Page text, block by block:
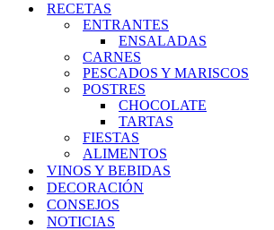
RECETAS
ENTRANTES
ENSALADAS
CARNES
PESCADOS Y MARISCOS
POSTRES
CHOCOLATE
TARTAS
FIESTAS
ALIMENTOS
VINOS Y BEBIDAS
DECORACIÓN
CONSEJOS
NOTICIAS